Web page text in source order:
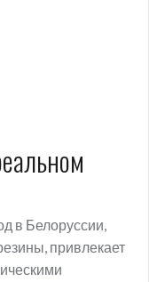
в Белоруссии,
привлекает